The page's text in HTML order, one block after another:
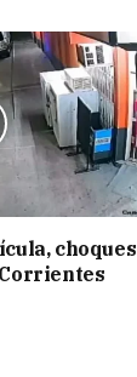
choques